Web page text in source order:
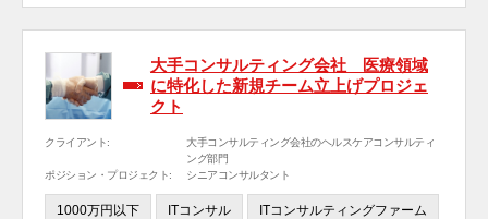
大手コンサルティング会社 医療領域
に特化した新規チーム立上げプロジェ
クト
クライアント:
大手コンサルティング会社のヘルスケアコンサルティ
ング部門
ポジション・プロジェクト:
シニアコンサルタント
1000万円以下 ITコンサル ITコンサルティングファーム